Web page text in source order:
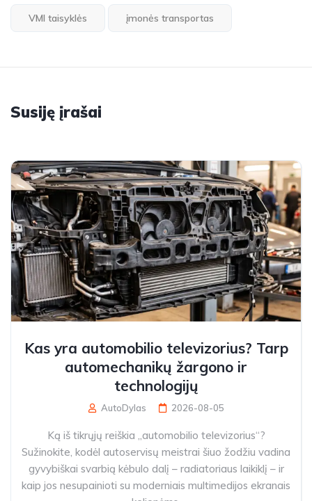
VMI taisyklės įmonės transportas
Susiję įrašai
Kas yra automobilio televizorius? Tarp
automechanikų žargono ir
technologijų
AutoDylas 2026-08-05
Ką iš tikrųjų reiškia „automobilio televizorius“?
Sužinokite, kodėl autoservisų meistrai šiuo žodžiu vadina
gyvybiškai svarbią kėbulo dalį – radiatoriaus laikiklį – ir
kaip jos nesupainioti su moderniais multimedijos ekranais